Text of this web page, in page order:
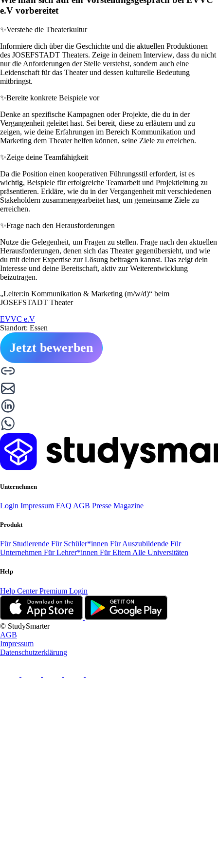
e.V vorbereitet
✨Verstehe die Theaterkultur
Informiere dich über die Geschichte und die aktuellen Produktionen
des JOSEFSTADT Theaters. Zeige in deinem Interview, dass du nicht
nur die Anforderungen der Stelle verstehst, sondern auch eine
Leidenschaft für das Theater und dessen kulturelle Bedeutung
mitbringst.
✨Bereite konkrete Beispiele vor
Denke an spezifische Kampagnen oder Projekte, die du in der
Vergangenheit geleitet hast. Sei bereit, diese zu erläutern und zu
zeigen, wie deine Erfahrungen im Bereich Kommunikation und
Marketing dem Theater helfen können, seine Ziele zu erreichen.
✨Zeige deine Teamfähigkeit
Da die Position einen kooperativen Führungsstil erfordert, ist es
wichtig, Beispiele für erfolgreiche Teamarbeit und Projektleitung zu
präsentieren. Erkläre, wie du in der Vergangenheit mit verschiedenen
Stakeholdern zusammengearbeitet hast, um gemeinsame Ziele zu
erreichen.
✨Frage nach den Herausforderungen
Nutze die Gelegenheit, um Fragen zu stellen. Frage nach den aktuellen
Herausforderungen, denen sich das Theater gegenübersieht, und wie
du mit deiner Expertise zur Lösung beitragen kannst. Das zeigt dein
Interesse und deine Bereitschaft, aktiv zur Weiterentwicklung
beizutragen.
„Leiter:in Kommunikation & Marketing (m/w/d)“ beim
JOSEFSTADT Theater
EVVC e.V
Standort: Essen
Jetzt bewerben
Unternehmen
Login Impressum FAQ AGB Presse Magazine
Produkt
Für Studierende Für Schüler*innen Für Auszubildende Für
Unternehmen Für Lehrer*innen Für Eltern Alle Universitäten
Help
Help CenterPremium Login
© StudySmarter
AGB
Impressum
Datenschutzerklärung